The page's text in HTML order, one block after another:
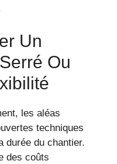
Un
Ou
les aléas
techniques
durée du chantier.
des coûts